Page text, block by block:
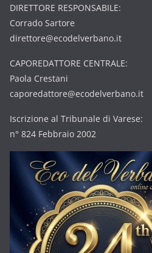
DIRETTORE RESPONSABILE:
Corrado Sartore
direttore@ecodelverbano.it
CAPOREDATTORE CENTRALE:
Paola Crestani
caporedattore@ecodelverbano.it
Iscrizione al Tribunale di Varese:
n° 824 Febbraio 2002